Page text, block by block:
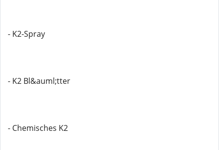
- K2-Spray
- K2 Bl&auml;tter
- Chemisches K2